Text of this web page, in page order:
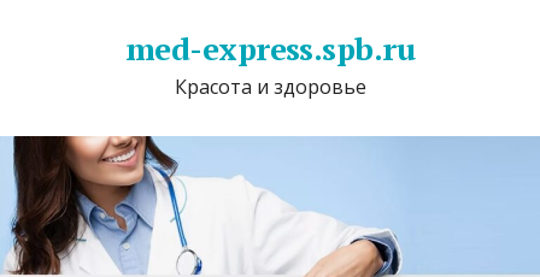
med-express.spb.ru
Красота и здоровье